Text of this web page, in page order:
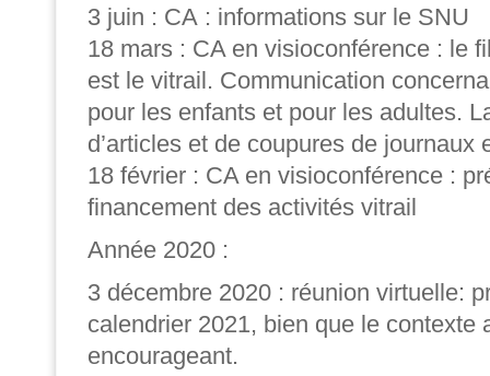
3 juin : CA : informations sur le SNU
18 mars : CA en visioconférence : le
est le vitrail. Communication
pour les enfants et pour les adultes.
d’articles et de coupures de journaux
18 février : CA en visioconférence :
financement des activités vitrail
Année 2020 :
3 décembre 2020 : réunion virtuelle:
calendrier 2021, bien que le contexte
encourageant.